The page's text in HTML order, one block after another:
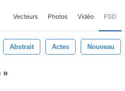
Vecteurs Photos Vidéo PSD
Abstrait Actes Nouveau